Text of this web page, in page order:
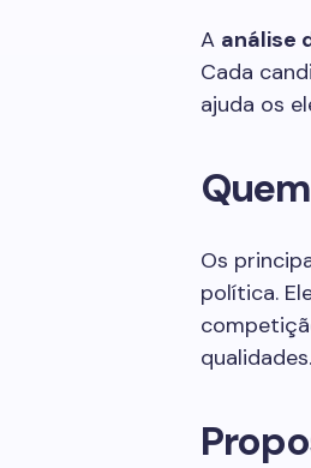
A análise
Cada
ajuda os
Os
política.
qualidades.